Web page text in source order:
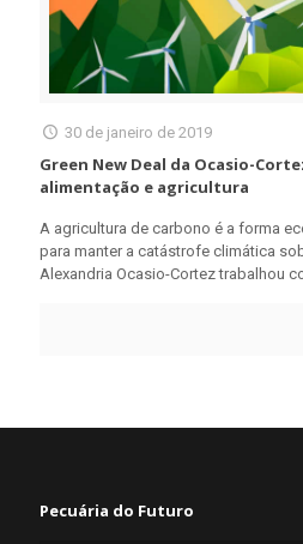
30 de janeiro de 2019
Green New Deal da Ocasio-
alimentação e agricultura
A agricultura de carbono é a forma
para manter a catástrofe climática
Alexandria Ocasio-Cortez trabalhou
Pecuária do Futuro